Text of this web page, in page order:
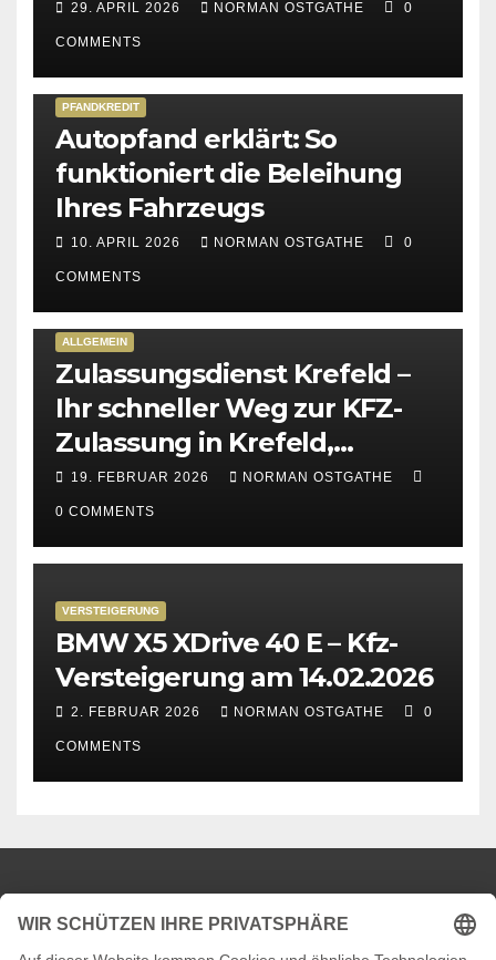
29. APRIL 2026 NORMAN OSTGATHE 0
COMMENTS
PFANDKREDIT
Autopfand erklärt: So
funktioniert die Beleihung
Ihres Fahrzeugs
10. APRIL 2026 NORMAN OSTGATHE 0
COMMENTS
ALLGEMEIN
Zulassungsdienst Krefeld –
Ihr schneller Weg zur KFZ-
Zulassung in Krefeld,
Kempen & Viersen
19. FEBRUAR 2026 NORMAN OSTGATHE
0 COMMENTS
VERSTEIGERUNG
BMW X5 XDrive 40 E – Kfz-
Versteigerung am 14.02.2026
2. FEBRUAR 2026 NORMAN OSTGATHE 0
COMMENTS